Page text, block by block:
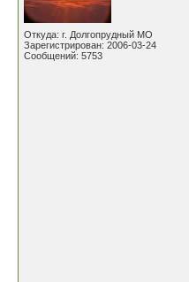
Откуда: г. Долгопрудный МО
Зарегистрирован: 2006-03-24
Сообщений: 5753